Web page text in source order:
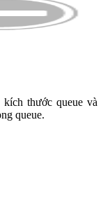
thước queue và
queue.